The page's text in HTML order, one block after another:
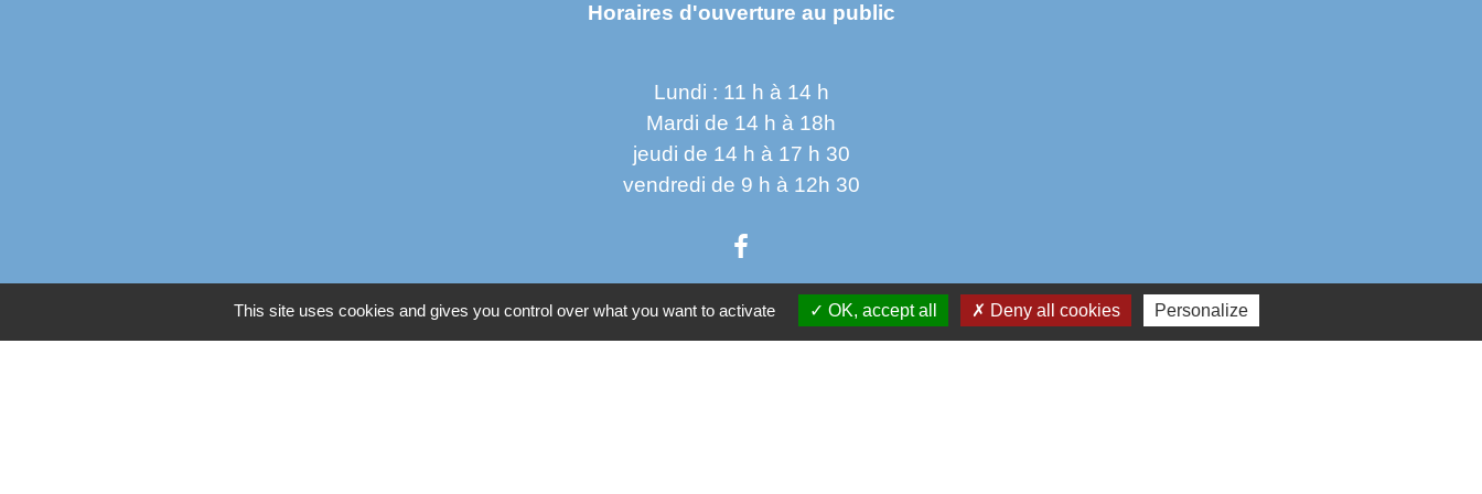
Horaires d'ouverture au public
Lundi : 11 h à 14 h
Mardi de 14 h à 18h
jeudi de 14 h à 17 h 30
vendredi de 9 h à 12h 30
Liens Partenaires institutionnels
This site uses cookies and gives you control over what you want to activate OK, accept all Deny all cookies Personalize